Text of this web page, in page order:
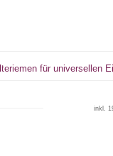
für universellen
inkl.